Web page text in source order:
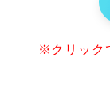
※クリック